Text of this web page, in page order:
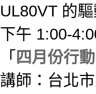
UL80VT 的
下午 1:00-
「 四月份行
講師：台北